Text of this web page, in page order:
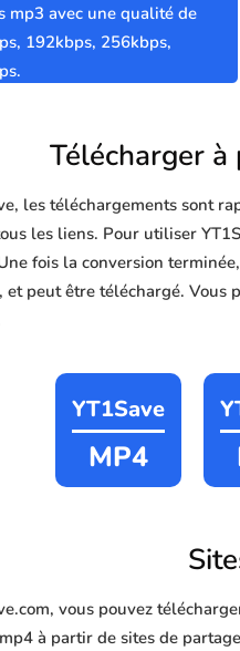
mp3 avec une qualité de
192kbps, 256kbps,
Télécharger
les téléchargements sont
les liens. Pour utiliser
fois la conversion
et peut être téléchargé.
YT1Save
MP4
vous pouvez
à partir de sites de